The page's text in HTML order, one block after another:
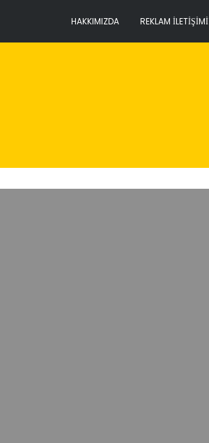
HAKKIMIZDA REKLAM İLETIŞIMI